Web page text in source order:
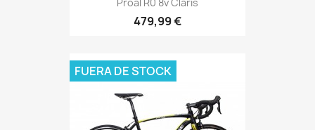
479,99 €
FUERA DE STOCK